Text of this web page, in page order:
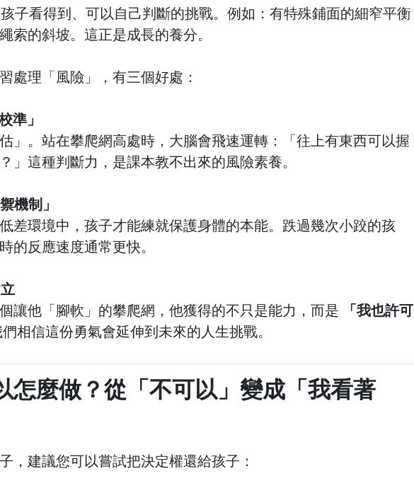
孩子看得到、可以自己判斷的挑戰。例如：有特殊鋪面的細窄平衡
索的斜坡。這正是成長的養分。
處理「風險」，有三個好處：
準」
」。站在攀爬網高處時，大腦會飛速運轉：「往上有東西可以握
」這種判斷力，是課本教不出來的風險素養。
機制」
差環境中，孩子才能練就保護身體的本能。跌過幾次小跤的孩
的反應速度通常更快。
讓他「腳軟」的攀爬網，他獲得的不只是能力，而是
「我也許可
相信這份勇氣會延伸到未來的人生挑戰。
麼做？從「不可以」變成「我看著
，建議您可以嘗試把決定權還給孩子：